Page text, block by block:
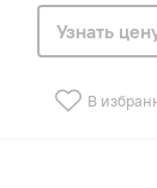
Узнать
В